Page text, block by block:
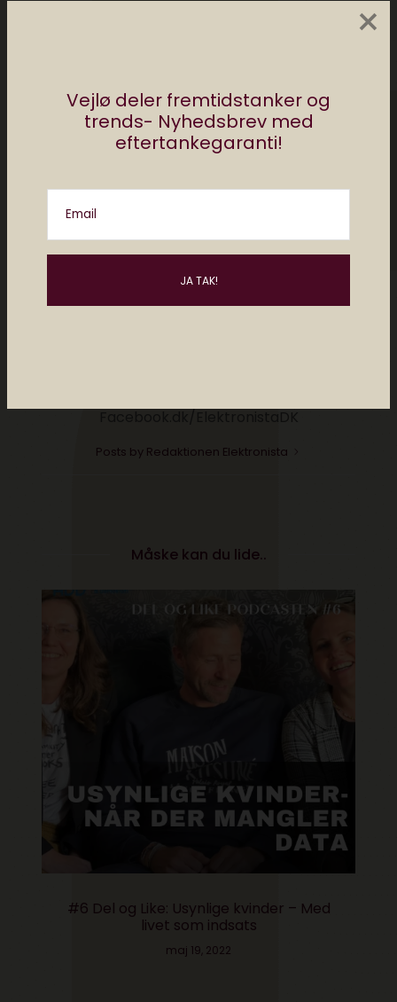
Vejlø deler fremtidstanker og
trends- Nyhedsbrev med
eftertankegaranti!
Email
×
Redaktionen Elektronista
Elektronista Redaktionen deler tips, apps og
kultur, om de gadgets du bør kende til og de
hotteste apps inden din nabo har
Posts by Redaktionen Elektronista
Måske kan du lide..
#6 Del og Like: Usynlige kvinder – Med
livet som indsats
maj 19, 2022